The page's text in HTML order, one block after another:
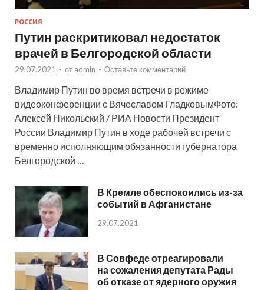
РОССИЯ
Путин раскритиковал недостаток
врачей в Белгородской области
29.07.2021 - от admin - Оставьте комментарий
Владимир Путин во время встречи в режиме
видеоконференции с Вячеславом ГладковымФото:
Алексей Никольский / РИА Новости Президент
России Владимир Путин в ходе рабочей встречи с
временно исполняющим обязанности губернатора
Белгородской …
В Кремле обеспокоились из-за
событий в Афганистане
29.07.2021
В Совфеде отреагировали
на сожаления депутата Рады
об отказе от ядерного оружия